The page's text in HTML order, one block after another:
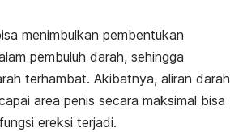
menimbulkan pembentukan
pembuluh darah, sehingga
terhambat. Akibatnya, aliran darah
area penis secara maksimal bisa
ereksi terjadi.